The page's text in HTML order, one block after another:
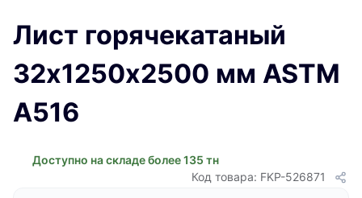
Лист горячекатаный
32х1250х2500 мм ASTM
A516
Доступно на складе более 135 тн
Код товара: FKP-526871